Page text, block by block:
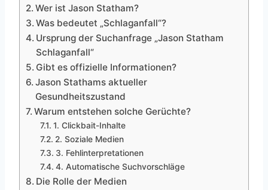
Wer ist Jason Statham?
Was bedeutet „Schlaganfall“?
Ursprung der Suchanfrage „Jason Statham
Schlaganfall“
Gibt es offizielle Informationen?
Jason Stathams aktueller
Gesundheitszustand
Warum entstehen solche Gerüchte?
1. Clickbait-Inhalte
2. Soziale Medien
3. Fehlinterpretationen
4. Automatische Suchvorschläge
Die Rolle der Medien